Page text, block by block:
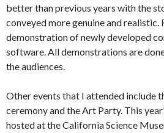
better than previous years with the
conveyed more genuine and realistic.
demonstration of newly developed
software. All demonstrations are
the audiences.
Other events that I attended include
ceremony and the Art Party. This
hosted at the California Science